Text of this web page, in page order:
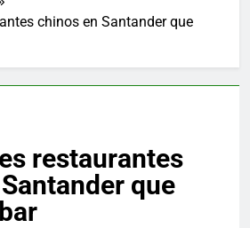
chinos en Santander que
restaurantes
que